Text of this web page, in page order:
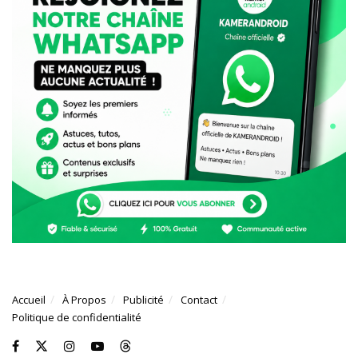
Accueil À Propos Publicité
Contact
Politique de confidentialité